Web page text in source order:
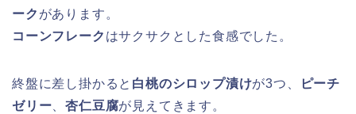
ーク があります。
コーンフレーク はサクサクとした食感でした。
終盤に差し掛かると 白桃のシロップ漬けが3つ、
ピーチ
ゼリー 、杏仁豆腐が見えてきます。